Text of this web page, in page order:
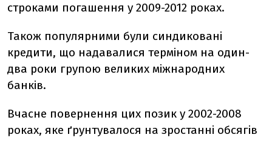
строками погашення у 2009-2012 роках.
Також популярними були синдиковані
кредити, що надавалися терміном на один-
два роки групою великих міжнародних
банків.
Вчасне повернення цих позик у 2002-2008
роках, яке ґрунтувалося на зростанні обсягів